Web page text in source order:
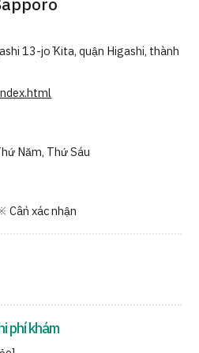
Tiếng Trung Quốc
hệ
13-jō Kita, quận Higashi, thành
Năm, Thứ Sáu
Cần xác nhận
phí khám